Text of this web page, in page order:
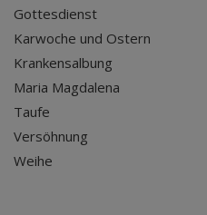
Gottesdienst
Karwoche und Ostern
Krankensalbung
Maria Magdalena
Taufe
Versöhnung
Weihe